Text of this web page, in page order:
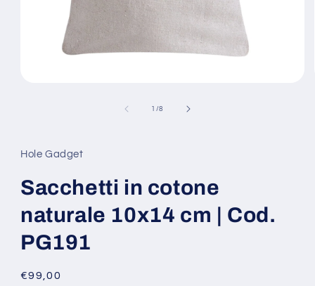
modale
1 /su
8
Hole Gadget
Sacchetti in cotone
naturale 10x14 cm | Cod.
PG191
Prezzo
€99,00